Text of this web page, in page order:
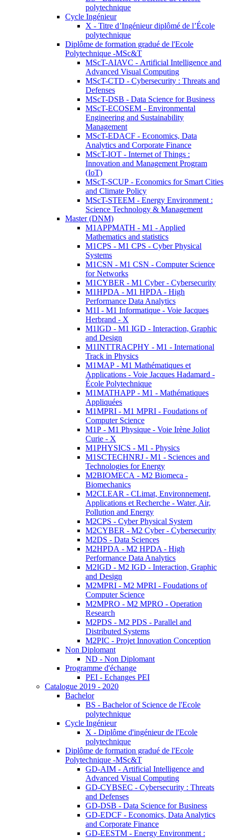
polytechnique
Cycle Ingénieur
X - Titre d’Ingénieur diplômé de l’École
polytechnique
Diplôme de formation gradué de l'Ecole
Polytechnique -MSc&T
MScT-AIAVC - Artificial Intelligence and
Advanced Visual Computing
MScT-CTD - Cybersecurity : Threats and
Defenses
MScT-DSB - Data Science for Business
MScT-ECOSEM - Environmental
Engineering and Sustainability
Management
MScT-EDACF - Economics, Data
Analytics and Corporate Finance
MScT-IOT - Internet of Things :
Innovation and Management Program
(IoT)
MScT-SCUP - Economics for Smart Cities
and Climate Policy
MScT-STEEM - Energy Environment :
Science Technology & Management
Master (DNM)
M1APPMATH - M1 - Applied
Mathematics and statistics
M1CPS - M1 CPS - Cyber Physical
Systems
M1CSN - M1 CSN - Computer Science
for Networks
M1CYBER - M1 Cyber - Cybersecurity
M1HPDA - M1 HPDA - High
Performance Data Analytics
M1I - M1 Informatique - Voie Jacques
Herbrand - X
M1IGD - M1 IGD - Interaction, Graphic
and Design
M1INTTRACPHY - M1 - International
Track in Physics
M1MAP - M1 Mathématiques et
Applications - Voie Jacques Hadamard -
École Polytechnique
M1MATHAPP - M1 - Mathématiques
Appliquées
M1MPRI - M1 MPRI - Foudations of
Computer Science
M1P - M1 Physique - Voie Irène Joliot
Curie - X
M1PHYSICS - M1 - Physics
M1SCTECHNRJ - M1 - Sciences and
Technologies for Energy
M2BIOMECA - M2 Biomeca -
Biomechanics
M2CLEAR - CLimat, Environnement,
Applications et Recherche - Water, Air,
Pollution and Energy
M2CPS - Cyber Physical System
M2CYBER - M2 Cyber - Cybersecurity
M2DS - Data Sciences
M2HPDA - M2 HPDA - High
Performance Data Analytics
M2IGD - M2 IGD - Interaction, Graphic
and Design
M2MPRI - M2 MPRI - Foudations of
Computer Science
M2MPRO - M2 MPRO - Operation
Research
M2PDS - M2 PDS - Parallel and
Distributed Systems
M2PIC - Projet Innovation Conception
Non Diplomant
ND - Non Diplomant
Programme d'échange
PEI - Echanges PEI
Catalogue 2019 - 2020
Bachelor
BS - Bachelor of Science de l'Ecole
polytechnique
Cycle Ingénieur
X - Diplôme d'ingénieur de l'Ecole
polytechnique
Diplôme de formation gradué de l'Ecole
Polytechnique -MSc&T
GD-AIM - Artificial Intelligence and
Advanced Visual Computing
GD-CYBSEC - Cybersecurity : Threats
and Defenses
GD-DSB - Data Science for Business
GD-EDCF - Economics, Data Analytics
and Corporate Finance
GD-EESTM - Energy Environment :